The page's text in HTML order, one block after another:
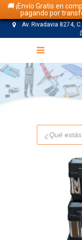
🚚 ¡Envío Gratis en
pagando por
Av. Rivadavia 8274,
Búsqueda
productos